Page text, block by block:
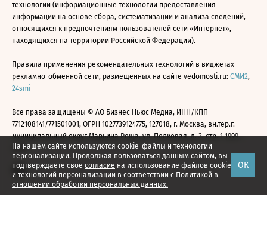
На нашем сайте используются cookie-файлы и технологии
персонализации. Продолжая пользоваться данным сайтом, вы
подтверждаете свое согласие на использование файлов cookie
и технологий персонализации в соответствии с Политикой в
отношении обработки персональных данных.
ОК
технологии (информационные технологии предоставления
информации на основе сбора, систематизации и анализа сведений,
относящихся к предпочтениям пользователей сети «Интернет»,
находящихся на территории Российской Федерации).
Правила применения рекомендательных технологий в виджетах
рекламно-обменной сети, размещенных на сайте vedomosti.ru: СМИ2,
24smi
Все права защищены © АО Бизнес Ньюс Медиа, ИНН/КПП
7712108141/771501001, ОГРН 1027739124775, 127018, г. Москва, вн.тер.г.
муниципальный округ Марьина Роща, ул. Полковая, д. 3, стр. 1 1999—
2026